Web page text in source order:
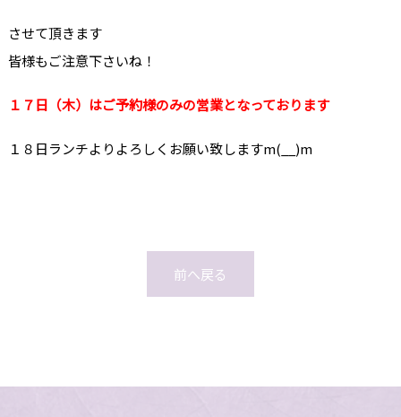
させて頂きます
皆様もご注意下さいね！
１７日（木）はご予約様のみの営業となっております
１８日ランチよりよろしくお願い致しますm(__)m
前へ戻る